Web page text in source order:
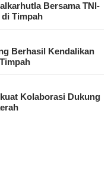
Bersama TNI-
Timpah
Berhasil Kendalikan
Kolaborasi Dukung